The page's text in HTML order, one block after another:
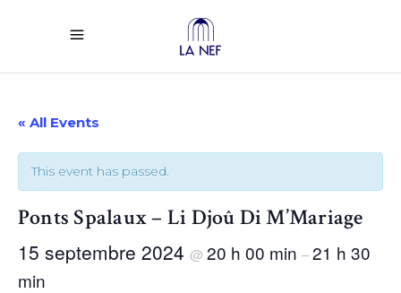
« All Events
This event has passed.
Ponts Spalaux – Li Djoû Di M’Mariage
15 septembre 2024 @ 20 h 00 min –21 h 30
min